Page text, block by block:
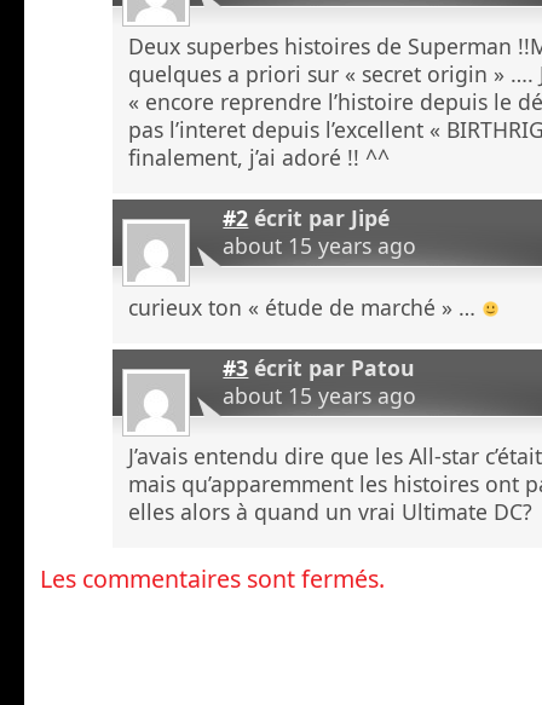
Deux superbes histoires de Superman
quelques a priori sur « secret origin » ….
« encore reprendre l’histoire depuis le
pas l’interet depuis l’excellent «
finalement, j’ai adoré !! ^^
#2 écrit par Jipé
about 15 years ago
curieux ton « étude de marché » …
#3 écrit par Patou
about 15 years ago
J’avais entendu dire que les All-star
mais qu’apparemment les histoires ont
elles alors à quand un vrai Ultimate DC?
Les commentaires sont fermés.